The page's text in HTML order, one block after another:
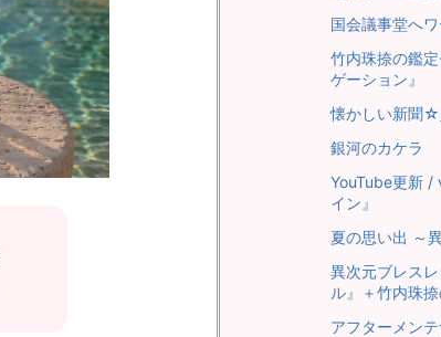
国会議事堂へ
竹内珠捺の鑑
ゲーション』
懐かしい新聞
銀河のカケラ
YouTube更新 /
イン』
夏の思い出 ～
異次元ブレス
ル』＋竹内珠
アフターメン